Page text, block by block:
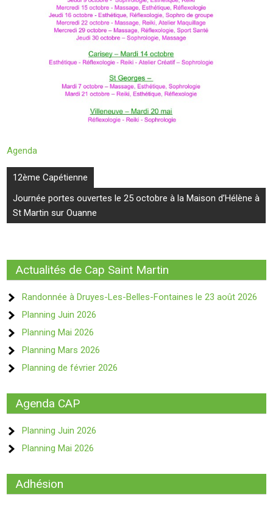
Agenda
Navigation
de
l’article
12ème Capétienne
Journée portes ouvertes le 25 octobre à la Maison d’Hélène à
St Martin sur Ouanne
Actualités de Cap Saint Martin
Randonnée à Druyes-Les-Belles-Fontaines le 23 août 2026
Planning Juin 2026
Planning Mai 2026
Planning Mars 2026
Planning de février 2026
Agenda CAP
Planning Juin 2026
Planning Mai 2026
Adhésion